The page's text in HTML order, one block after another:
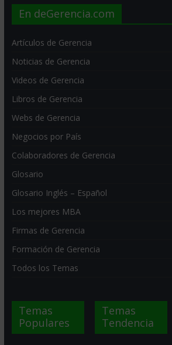
En deGerencia.com
Artículos de Gerencia
Noticias de Gerencia
Videos de Gerencia
Libros de Gerencia
Webs de Gerencia
Negocios por País
Colaboradores de Gerencia
Glosario
Glosario Inglés – Español
Los mejores MBA
Firmas de Gerencia
Formación de Gerencia
Todos los Temas
Temas
Populares
Temas
Tendencia